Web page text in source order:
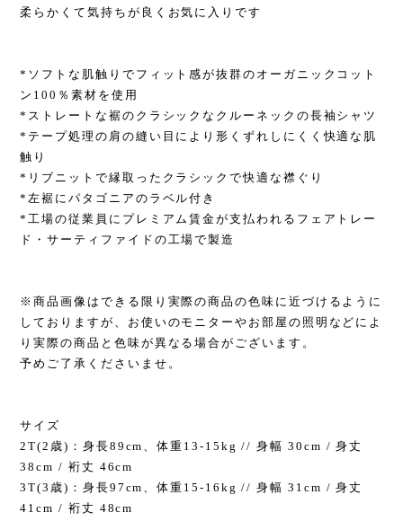
柔らかくて気持ちが良くお気に入りです
*ソフトな肌触りでフィット感が抜群のオーガニックコット
ン100％素材を使用
*ストレートな裾のクラシックなクルーネックの長袖シャツ
*テープ処理の肩の縫い目により形くずれしにくく快適な肌
触り
*リブニットで縁取ったクラシックで快適な襟ぐり
*左裾にパタゴニアのラベル付き
*工場の従業員にプレミアム賃金が支払われるフェアトレー
ド・サーティファイドの工場で製造
※商品画像はできる限り実際の商品の色味に近づけるように
しておりますが、お使いのモニターやお部屋の照明などによ
り実際の商品と色味が異なる場合がございます。
予めご了承くださいませ。
サイズ
2T(2歳)：身長89cm、体重13-15kg // 身幅 30cm / 身丈
38cm / 裄丈 46cm
3T(3歳)：身長97cm、体重15-16kg // 身幅 31cm / 身丈
41cm / 裄丈 48cm